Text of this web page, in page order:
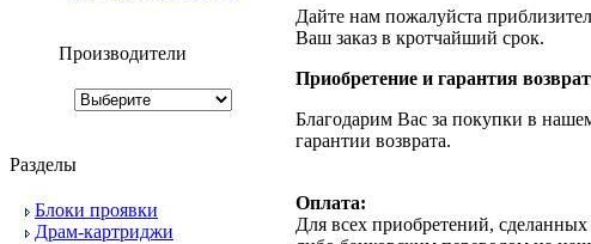
Производители
Разделы
Блоки проявки
Драм-картриджи
Дайте нам пожалуйста
Ваш заказ в кротчайший срок.
Приобретение и гарантия
Благодарим Вас за покупки в
гарантии возврата.
Оплата:
Для всех приобретений,